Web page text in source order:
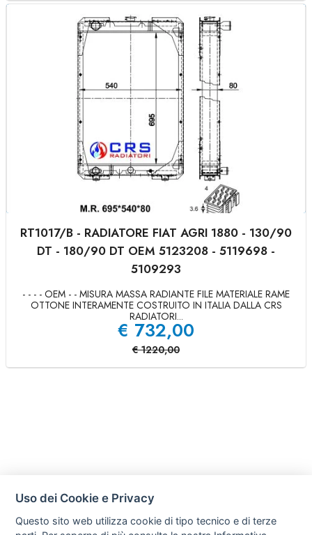
RT1017/B - RADIATORE FIAT AGRI 1880 - 130/90
DT - 180/90 DT OEM 5123208 - 5119698 -
5109293
- - - - OEM - - MISURA MASSA RADIANTE FILE MATERIALE RAME
OTTONE INTERAMENTE COSTRUITO IN ITALIA DALLA CRS
RADIATORI...
€ 732,00
€ 1220,00
Uso dei Cookie e Privacy
Questo sito web utilizza cookie di tipo tecnico e di terze